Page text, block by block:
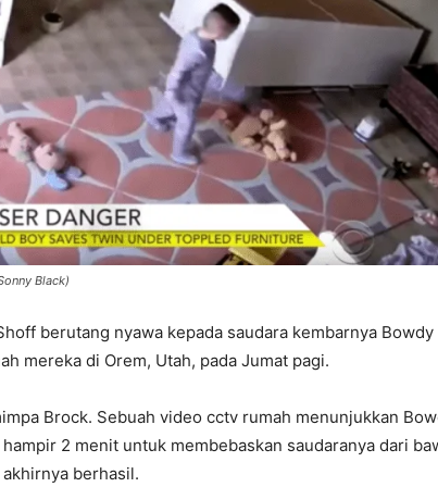
Black)
berutang nyawa kepada saudara kembarnya
mereka di Orem, Utah, pada Jumat pagi.
Brock. Sebuah video cctv rumah menunjukkan
2 menit untuk membebaskan saudaranya dari
berhasil.